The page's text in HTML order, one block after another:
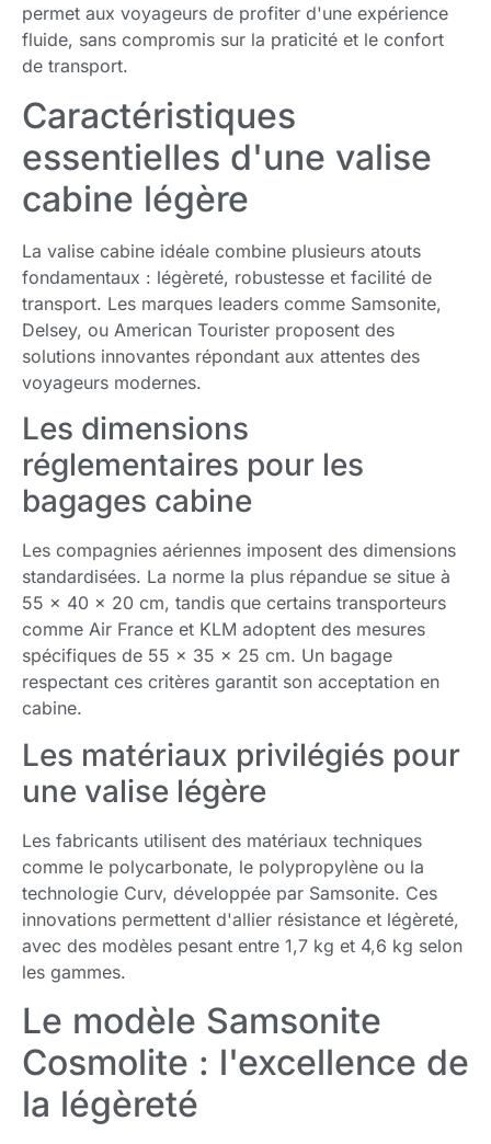
permet aux voyageurs de profiter d'une expérience
fluide, sans compromis sur la praticité et le confort
de transport.
Caractéristiques
essentielles d'une valise
cabine légère
La valise cabine idéale combine plusieurs atouts
fondamentaux : légèreté, robustesse et facilité de
transport. Les marques leaders comme Samsonite,
Delsey, ou American Tourister proposent des
solutions innovantes répondant aux attentes des
voyageurs modernes.
Les dimensions
réglementaires pour les
bagages cabine
Les compagnies aériennes imposent des dimensions
standardisées. La norme la plus répandue se situe à
55 x 40 x 20 cm, tandis que certains transporteurs
comme Air France et KLM adoptent des mesures
spécifiques de 55 x 35 x 25 cm. Un bagage
respectant ces critères garantit son acceptation en
cabine.
Les matériaux privilégiés pour
une valise légère
Les fabricants utilisent des matériaux techniques
comme le polycarbonate, le polypropylène ou la
technologie Curv, développée par Samsonite. Ces
innovations permettent d'allier résistance et légèreté,
avec des modèles pesant entre 1,7 kg et 4,6 kg selon
les gammes.
Le modèle Samsonite
Cosmolite : l'excellence de
la légèreté